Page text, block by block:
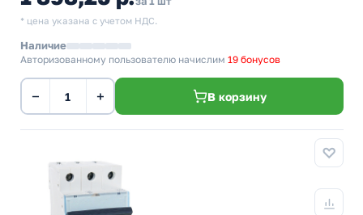
* цена указана с учетом НДС.
Наличие
Авторизованному пользователю начислим 19 бонусов
− + В корзину